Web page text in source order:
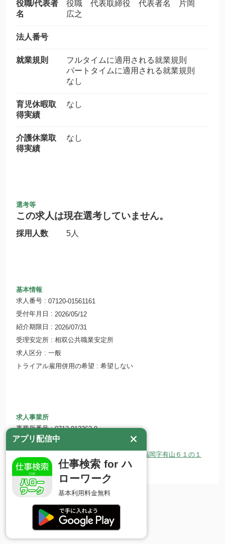
役職/代表者
名
役職 代表取締役 代表者名 片岡
広之
法人番号
就業規則
フルタイムに適用される就業規則
パートタイムに適用される就業規則
なし
育児休暇取
得実績
なし
介護休業取
得実績
なし
選考等
この求人は現在選考していません。
採用人数 5人
基本情報
求人番号
07120-01561161
受付年月日
2026/05/12
紹介期限日
2026/07/31
受理安定所
相双公共職業安定所
求人区分
一般
トライアル雇用併用の希望
希望しない
求人事業所
事業所番号
0712-913362-9
事業所名
片岡総建 株式会社
〒979-2131 福島県南相馬市小高区福岡字有山６１の１
ホームページ
アプリ配信中
仕事検索 for ハ
ローワーク
基本利用料金無料